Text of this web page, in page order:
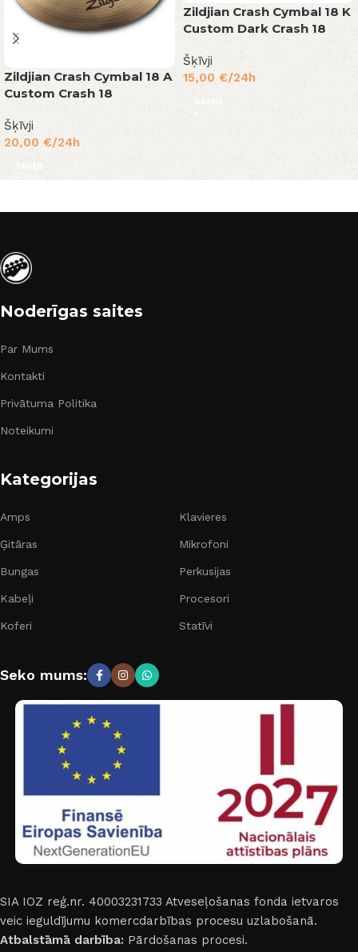
Zildjian Crash Cymbal 18 A
Custom Crash 18
Šķīvji
20,00 €/24h
Skatīt
Zildjian Crash Cymbal 18 K
Custom Dark Crash 18
Šķīvji
15,00 €/24h
Skatīt
Noderīgas saites
Par Mums
Kontakti
Privātuma Politika
Noteikumi
Kategorijas
Amps
Ģitāras
Bungas
Kabeļi
Koferi
Klavieres
Mikrofoni
Perkusijas
Procesori
Statīvi
Seko mums:
SIA IOZ reģ.nr. 40003231733 Atveseļošanas fonda ietvaros
veic ieguldījumu komercdarbības procesu uzlabošanā.
Atbalstāmā darbība: Pārdošanas procesi.